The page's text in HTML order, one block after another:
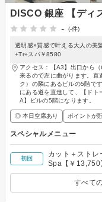
DISCO 銀座 【ディ
-
(-件)
透明感×質感で叶える大人の美
+Tr+スパ￥8580
アクセス：【A3】出口から
来るので左に曲がります。直
ク）の隣にあるビルの5階で
にある道を直進して、【ド
A】ビルの5階になります。
◎ 本日空席あり ポイントが
スペシャルメニュー
初回
カット＋ストレ
Spa【￥13,750
すべて